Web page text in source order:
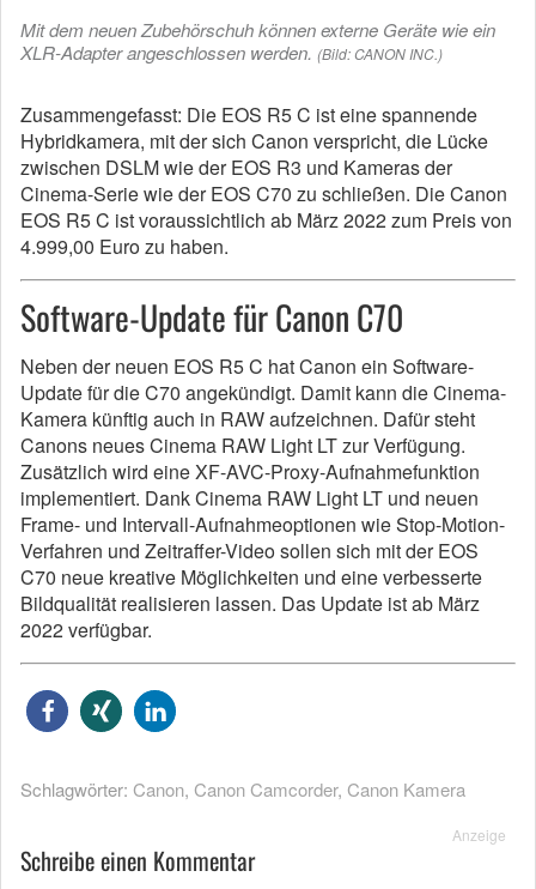
Mit dem neuen Zubehörschuh können externe Geräte wie ein
XLR-Adapter angeschlossen werden. (Bild: CANON INC.)
Zusammengefasst: Die EOS R5 C ist eine spannende
Hybridkamera, mit der sich Canon verspricht, die Lücke
zwischen DSLM wie der EOS R3 und Kameras der
Cinema-Serie wie der EOS C70 zu schließen. Die Canon
EOS R5 C ist voraussichtlich ab März 2022 zum Preis von
4.999,00 Euro zu haben.
Software-Update für Canon C70
Neben der neuen EOS R5 C hat Canon ein Software-
Update für die C70 angekündigt. Damit kann die Cinema-
Kamera künftig auch in RAW aufzeichnen. Dafür steht
Canons neues Cinema RAW Light LT zur Verfügung.
Zusätzlich wird eine XF-AVC-Proxy-Aufnahmefunktion
implementiert. Dank Cinema RAW Light LT und neuen
Frame- und Intervall-Aufnahmeoptionen wie Stop-Motion-
Verfahren und Zeitraffer-Video sollen sich mit der EOS
C70 neue kreative Möglichkeiten und eine verbesserte
Bildqualität realisieren lassen. Das Update ist ab März
2022 verfügbar.
Schlagwörter: Canon, Canon Camcorder, Canon Kamera
Anzeige
Schreibe einen Kommentar